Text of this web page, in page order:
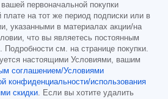
первоначальной покупки
плате на тот же период подписки или в
указанными в материалах акции/на
что вы являетесь постоянным
Подробности см. на странице покупки.
настоящими Условиями, вашим
соглашением/Условиями
конфиденциальности/использования
скидки. Если вы хотите удалить